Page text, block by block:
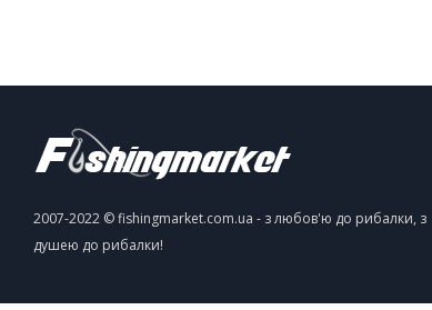
2007-2022 © fishingmarket.com.ua - з любов'ю до рибалки, з
душею до рибалки!